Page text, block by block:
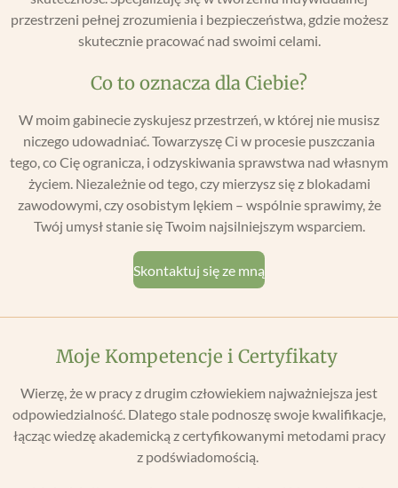
przestrzeni pełnej zrozumienia i bezpieczeństwa, gdzie możesz
skutecznie pracować nad swoimi celami.
Co to oznacza dla Ciebie?
W moim gabinecie zyskujesz przestrzeń, w której nie musisz
niczego udowadniać. Towarzyszę Ci w procesie puszczania
tego, co Cię ogranicza, i odzyskiwania sprawstwa nad własnym
życiem. Niezależnie od tego, czy mierzysz się z blokadami
zawodowymi, czy osobistym lękiem – wspólnie sprawimy, że
Twój umysł stanie się Twoim najsilniejszym wsparciem.
Skontaktuj się ze mną
Moje Kompetencje i Certyfikaty
Wierzę, że w pracy z drugim człowiekiem najważniejsza jest
odpowiedzialność. Dlatego stale podnoszę swoje kwalifikacje,
łącząc wiedzę akademicką z certyfikowanymi metodami pracy
z podświadomością.